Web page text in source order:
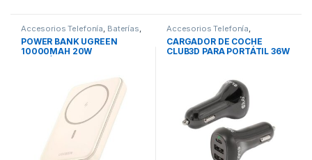
Accesorios Telefonía, Baterías,
Movilidad
POWER BANK UGREEN
10000MAH 20W
Accesorios Telefonía,
Cargadores Smartphones
Movilidad
CARGADOR DE COCHE
CLUB3D PARA PORTÁTIL 36W